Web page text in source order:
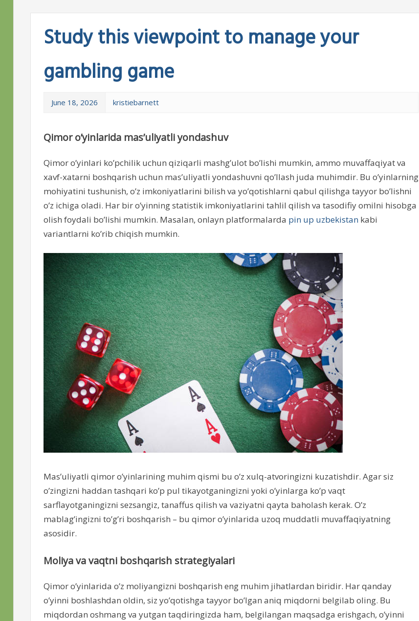
Study this viewpoint to manage your
gambling game
June 18, 2026 kristiebarnett
Qimor o’yinlarida mas’uliyatli yondashuv
Qimor o’yinlari ko’pchilik uchun qiziqarli mashg’ulot bo’lishi mumkin, ammo muvaffaqiyat va
xavf-xatarni boshqarish uchun mas’uliyatli yondashuvni qo’llash juda muhimdir. Bu o’yinlarning
mohiyatini tushunish, o’z imkoniyatlarini bilish va yo’qotishlarni qabul qilishga tayyor bo’lishni
o’z ichiga oladi. Har bir o’yinning statistik imkoniyatlarini tahlil qilish va tasodifiy omilni hisobga
olish foydali bo’lishi mumkin. Masalan, onlayn platformalarda pin up uzbekistankabi
variantlarni ko’rib chiqish mumkin.
Mas’uliyatli qimor o’yinlarining muhim qismi bu o’z xulq-atvoringizni kuzatishdir. Agar siz
o’zingizni haddan tashqari ko’p pul tikayotganingizni yoki o’yinlarga ko’p vaqt
sarflayotganingizni sezsangiz, tanaffus qilish va vaziyatni qayta baholash kerak. O’z
mablag’ingizni to’g’ri boshqarish – bu qimor o’yinlarida uzoq muddatli muvaffaqiyatning
asosidir.
Moliya va vaqtni boshqarish strategiyalari
Qimor o’yinlarida o’z moliyangizni boshqarish eng muhim jihatlardan biridir. Har qanday
o’yinni boshlashdan oldin, siz yo’qotishga tayyor bo’lgan aniq miqdorni belgilab oling. Bu
miqdordan oshmang va yutgan taqdiringizda ham, belgilangan maqsadga erishgach, o’yinni